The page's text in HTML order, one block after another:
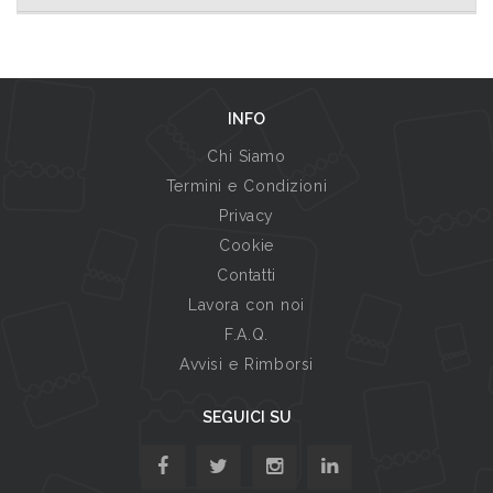
INFO
Chi Siamo
Termini e Condizioni
Privacy
Cookie
Contatti
Lavora con noi
F.A.Q.
Avvisi e Rimborsi
SEGUICI SU